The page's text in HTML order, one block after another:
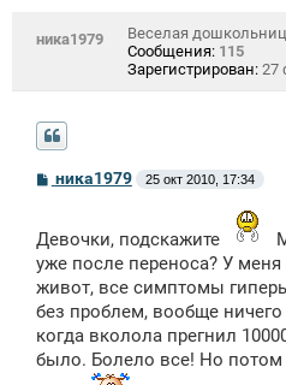
ника1979
Веселая
Сообщения: 115
Зарегистрирован: 27
С
щ
е
и
е
ника1979 25 окт 2010, 17:34
Девочки, подскажите
уже после переноса? У
живот, все симптомы
без проблем, вообще
когда вколола прегнил
было. Болело все! Но